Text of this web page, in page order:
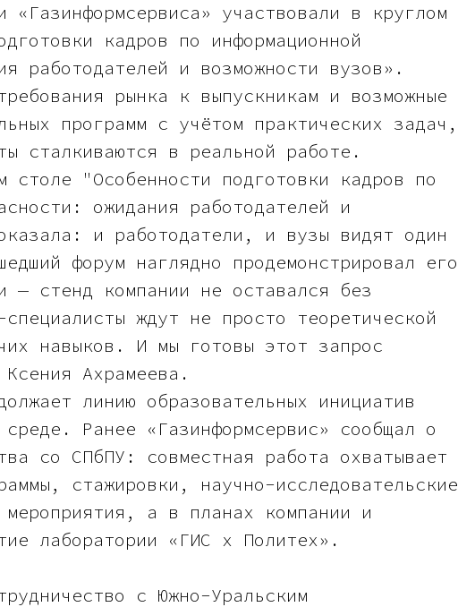
«Газинформсервиса» участвовали в круглом
кадров по информационной
работодателей и возможности вузов».
рынка к выпускникам и возможные
программ с учётом практических задач,
сталкиваются в реальной работе.
столе "Особенности подготовки кадров по
ожидания работодателей и
и работодатели, и вузы видят один
форум наглядно продемонстрировал его
— стенд компании не оставался без
ждут не просто теоретической
навыков. И мы готовы этот запрос
Ахрамеева.
линию образовательных инициатив
Ранее «Газинформсервис» сообщал о
со СПбПУ: совместная работа охватывает
стажировки, научно-исследовательские
мероприятия, а в планах компании и
лаборатории «ГИС х Политех».
с Южно-Уральским